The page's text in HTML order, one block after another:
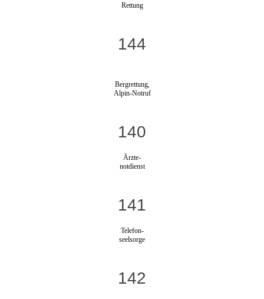
Rettung
144
Bergrettung,
Alpin-Notruf
140
Ärzte-
notdienst
141
Telefon-
seelsorge
142